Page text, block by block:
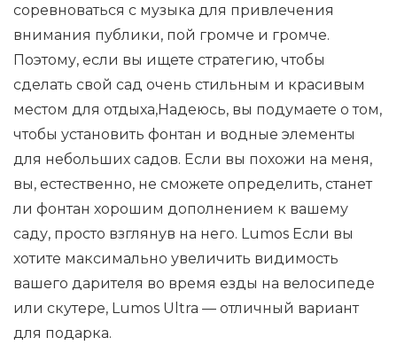
соревноваться с музыка для привлечения
внимания публики, пой громче и громче.
Поэтому, если вы ищете стратегию, чтобы
сделать свой сад очень стильным и красивым
местом для отдыха,Надеюсь, вы подумаете о том,
чтобы установить фонтан и водные элементы
для небольших садов. Если вы похожи на меня,
вы, естественно, не сможете определить, станет
ли фонтан хорошим дополнением к вашему
саду, просто взглянув на него. Lumos Если вы
хотите максимально увеличить видимость
вашего дарителя во время езды на велосипеде
или скутере, Lumos Ultra — отличный вариант
для подарка.